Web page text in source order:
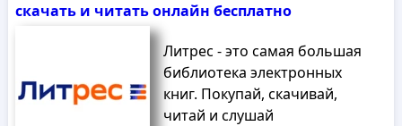
скачать и читать онлайн бесплатно
Литрес - это самая большая
библиотека электронных
книг. Покупай, скачивай,
читай и слушай